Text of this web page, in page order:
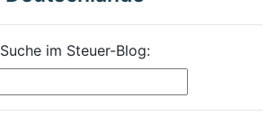
Suche im Steuer-Blog: